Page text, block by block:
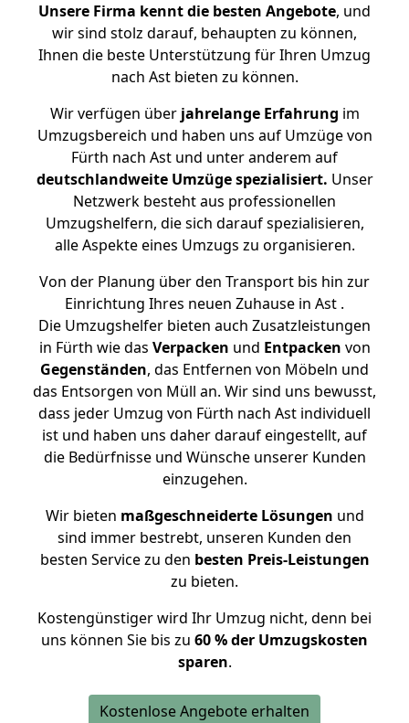
Unsere Firma kennt die besten Angebote, und
wir sind stolz darauf, behaupten zu können,
Ihnen die beste Unterstützung für Ihren Umzug
nach Ast bieten zu können.
Wir verfügen überjahrelange Erfahrung im
Umzugsbereich und haben uns auf Umzüge von
Fürth nach Ast und unter anderem auf
deutschlandweite Umzüge spezialisiert. Unser
Netzwerk besteht aus professionellen
Umzugshelfern, die sich darauf spezialisieren,
alle Aspekte eines Umzugs zu organisieren.
Von der Planung über den Transport bis hin zur
Einrichtung Ihres neuen Zuhause in Ast .
Die Umzugshelfer bieten auch Zusatzleistungen
in Fürth wie das Verpacken und Entpacken von
Gegenständen, das Entfernen von Möbeln und
das Entsorgen von Müll an. Wir sind uns bewusst,
dass jeder Umzug von Fürth nach Ast individuell
ist und haben uns daher darauf eingestellt, auf
die Bedürfnisse und Wünsche unserer Kunden
einzugehen.
Wir bieten maßgeschneiderte Lösungen und
sind immer bestrebt, unseren Kunden den
besten Service zu den besten Preis-Leistungen
zu bieten.
Kostengünstiger wird Ihr Umzug nicht, denn bei
uns können Sie bis zu 60 % der Umzugskosten
sparen.
Kostenlose Angebote erhalten